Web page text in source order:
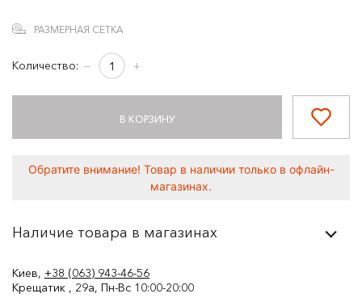
РАЗМЕРНАЯ СЕТКА
Количество: − +
В КОРЗИНУ
Обратите внимание! Товар в наличии только в офлайн-
магазинах.
Наличие товара в магазинах
Киев, +38 (063) 943-46-56
Крещатик , 29а, Пн-Вс 10:00-20:00